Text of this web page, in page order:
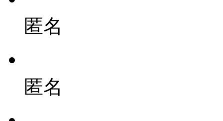
匿名
匿名